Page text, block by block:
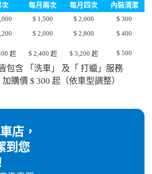
次 每月兩次 每月四次
內裝清潔
$ 1,500 $ 2,000 $ 300
$ 2,000 $ 2,800 $ 400
起 $ 2,400 起 $ 3,200 起 $ 500
包含 「洗車」 及「 打蠟」服務
購價 $ 300 起（依車型調整）
店，
到您